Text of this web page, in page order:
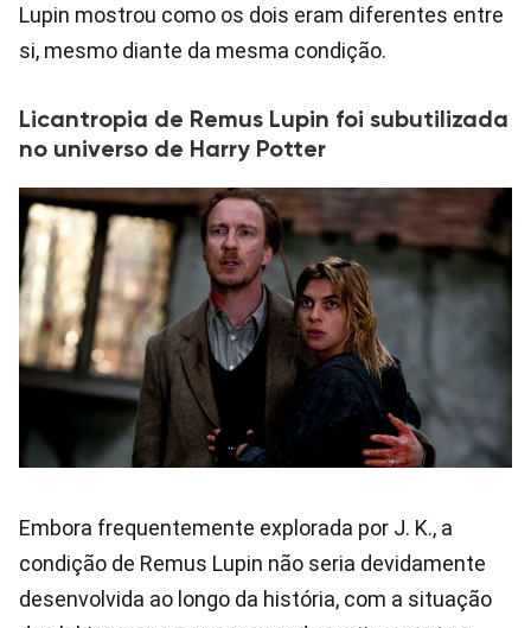
Lupin mostrou como os dois eram diferentes entre
si, mesmo diante da mesma condição.
Licantropia de Remus Lupin foi subutilizada
no universo de Harry Potter
Embora frequentemente explorada por J. K., a
condição de Remus Lupin não seria devidamente
desenvolvida ao longo da história, com a situação